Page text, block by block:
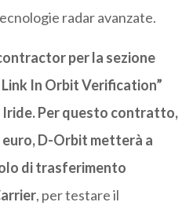
radar avanzate.
per la sezione
In Orbit Verification”
Iride. Per questo contratto,
D-Orbit metterà a
di trasferimento
, per testare il